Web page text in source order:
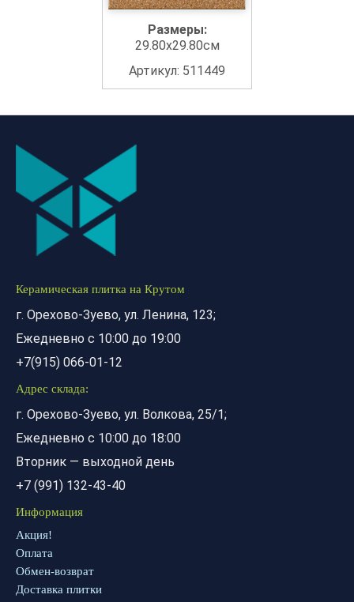
Размеры:
29.80x29.80см
Артикул: 511449
Керамическая плитка на Крутом
г. Орехово-Зуево, ул. Ленина, 123;
Ежедневно с 10:00 до 19:00
+7(915) 066-01-12
Адрес склада:
г. Орехово-Зуево, ул. Волкова, 25/1;
Ежедневно с 10:00 до 18:00
Вторник — выходной день
+7 (991) 132-43-40
Информация
Акция!
Оплата
Обмен-возврат
Доставка плитки